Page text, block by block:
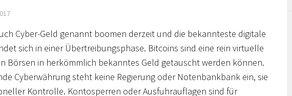
Cyber-Geld genannt boomen derzeit und die bekannteste digitale
sich in einer Übertreibungsphase. Bitcoins sind eine rein virtuelle
Börsen in herkömmlich bekanntes Geld getauscht werden können.
Cyberwährung steht keine Regierung oder Notenbankbank ein, sie
Kontrolle. Kontosperren oder Ausfuhrauflagen sind für